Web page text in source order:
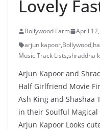
Lovely
Bollywood Farm April
arjun kapoor,Bollywood,
Music Track Lists,shraddha
Arjun Kapoor and
Half Girlfriend Movie
Ash King and Shashaa
in their Soulful Magical
Arjun Kapoor Looks